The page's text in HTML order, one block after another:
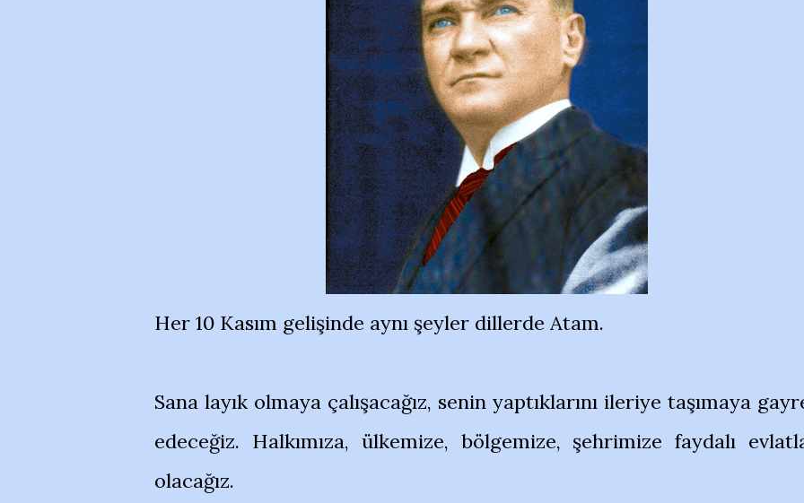
Her 10 Kasım gelişinde aynı şeyler dillerde Atam.
Sana layık olmaya çalışacağız, senin yaptıklarını ileriye taşımaya
edeceğiz. Halkımıza, ülkemize, bölgemize, şehrimize faydalı
olacağız.